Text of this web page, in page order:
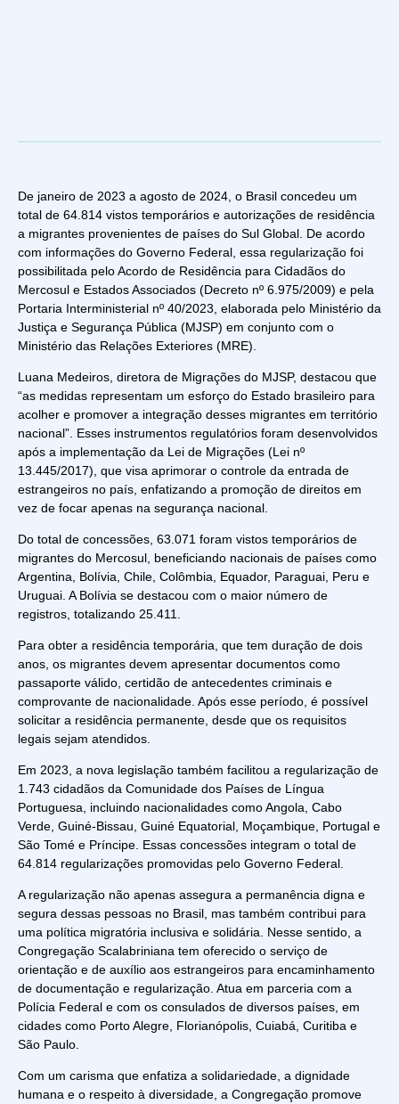
De janeiro de 2023 a agosto de 2024, o Brasil concedeu um
total de 64.814 vistos temporários e autorizações de residência
a migrantes provenientes de países do Sul Global. De acordo
com informações do Governo Federal, essa regularização foi
possibilitada pelo Acordo de Residência para Cidadãos do
Mercosul e Estados Associados (Decreto nº 6.975/2009) e pela
Portaria Interministerial nº 40/2023, elaborada pelo Ministério da
Justiça e Segurança Pública (MJSP) em conjunto com o
Ministério das Relações Exteriores (MRE).
Luana Medeiros, diretora de Migrações do MJSP, destacou que
“as medidas representam um esforço do Estado brasileiro para
acolher e promover a integração desses migrantes em território
nacional”. Esses instrumentos regulatórios foram desenvolvidos
após a implementação da Lei de Migrações (Lei nº
13.445/2017), que visa aprimorar o controle da entrada de
estrangeiros no país, enfatizando a promoção de direitos em
vez de focar apenas na segurança nacional.
Do total de concessões, 63.071 foram vistos temporários de
migrantes do Mercosul, beneficiando nacionais de países como
Argentina, Bolívia, Chile, Colômbia, Equador, Paraguai, Peru e
Uruguai. A Bolívia se destacou com o maior número de
registros, totalizando 25.411.
Para obter a residência temporária, que tem duração de dois
anos, os migrantes devem apresentar documentos como
passaporte válido, certidão de antecedentes criminais e
comprovante de nacionalidade. Após esse período, é possível
solicitar a residência permanente, desde que os requisitos
legais sejam atendidos.
Em 2023, a nova legislação também facilitou a regularização de
1.743 cidadãos da Comunidade dos Países de Língua
Portuguesa, incluindo nacionalidades como Angola, Cabo
Verde, Guiné-Bissau, Guiné Equatorial, Moçambique, Portugal e
São Tomé e Príncipe. Essas concessões integram o total de
64.814 regularizações promovidas pelo Governo Federal.
A regularização não apenas assegura a permanência digna e
segura dessas pessoas no Brasil, mas também contribui para
uma política migratória inclusiva e solidária. Nesse sentido, a
Congregação Scalabriniana tem oferecido o serviço de
orientação e de auxílio aos estrangeiros para encaminhamento
de documentação e regularização. Atua em parceria com a
Polícia Federal e com os consulados de diversos países, em
cidades como Porto Alegre, Florianópolis, Cuiabá, Curitiba e
São Paulo.
Com um carisma que enfatiza a solidariedade, a dignidade
humana e o respeito à diversidade, a Congregação promove